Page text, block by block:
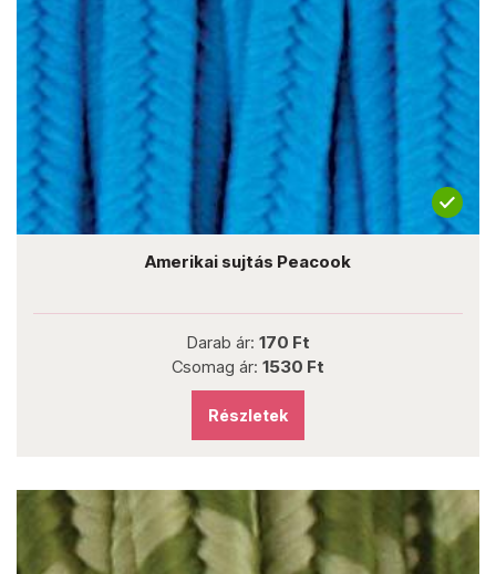
Amerikai sujtás Peacook
Darab ár: 170 Ft
Csomag ár: 1530 Ft
Részletek